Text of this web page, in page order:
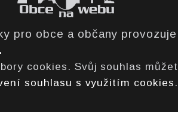
pro obce a občany
cookies. Svůj souhlas
souhlasu s využitím cookies .